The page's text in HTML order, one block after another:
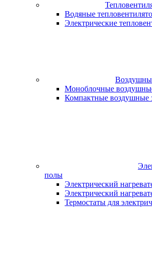
Водяные
Электрические
Моноблочные
Компактные воздушные
полы
Электрический
Электрический
Термостаты для